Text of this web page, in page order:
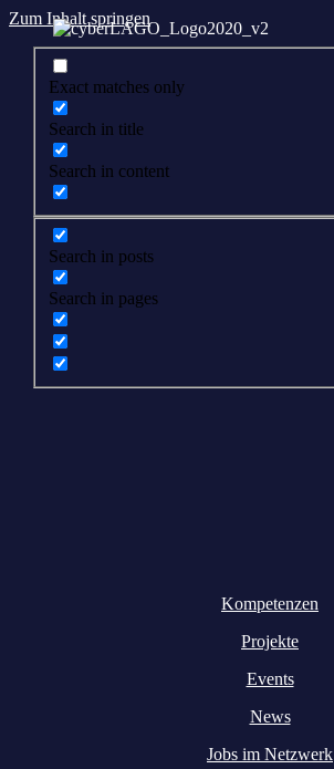
Zum Inhalt springen
Exact matches only
Search in title
Search in content
Search in posts
Search in pages
Kompetenzen
Projekte
Events
News
Jobs im Netzwerk